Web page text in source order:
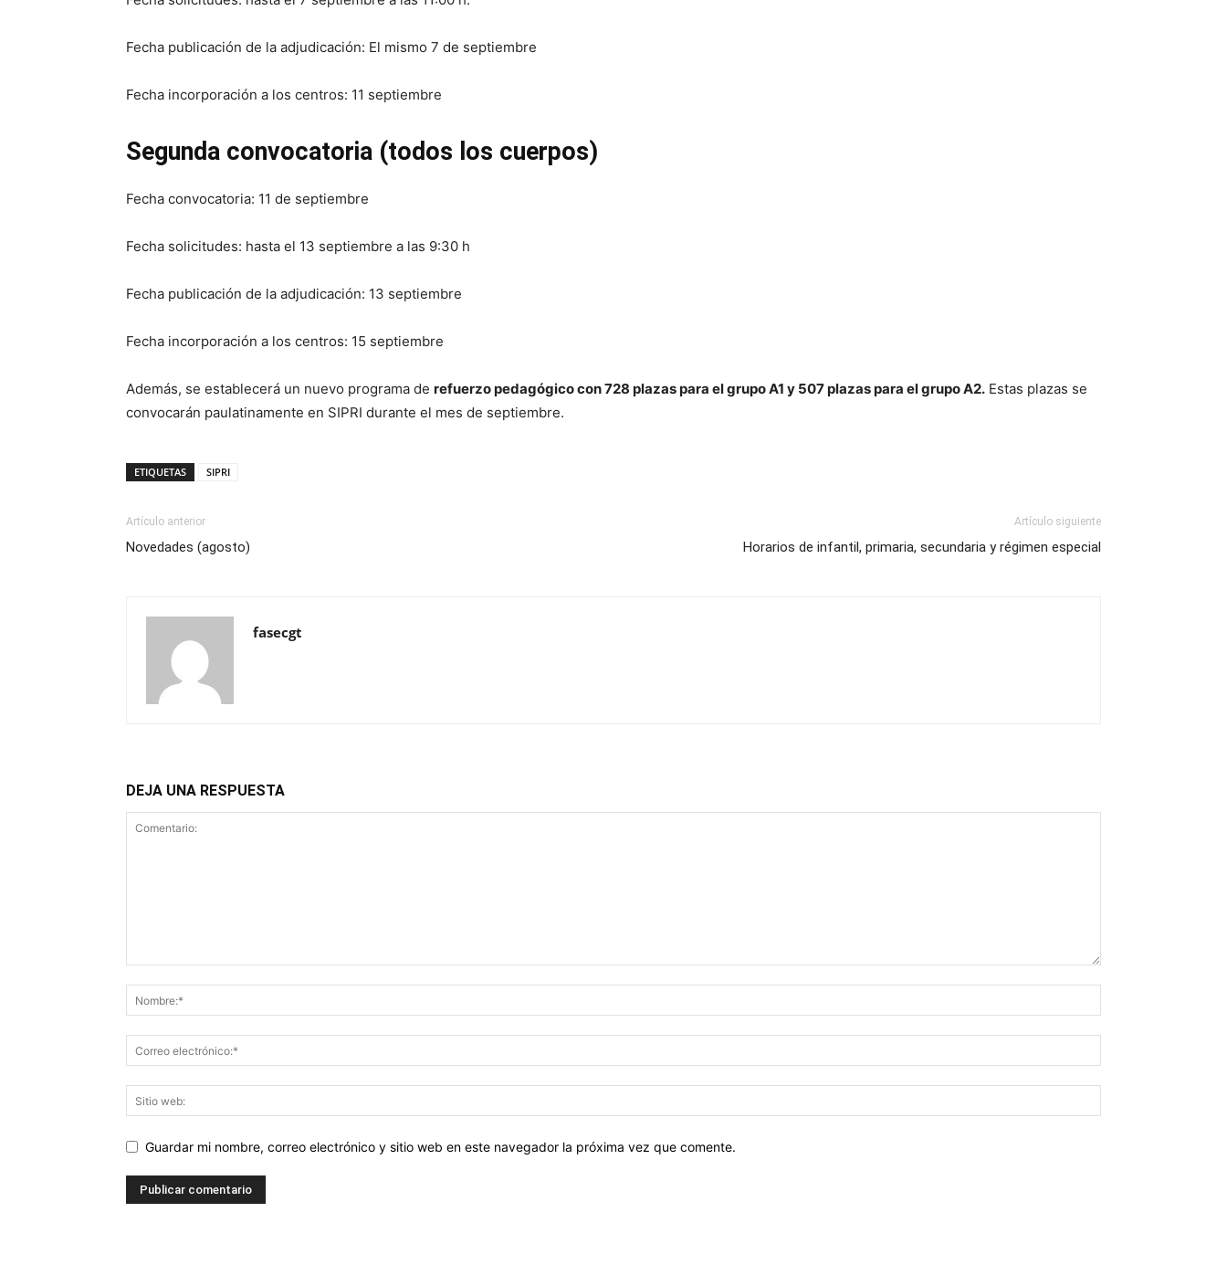
Fecha publicación de la adjudicación: El mismo 7 de septiembre
Fecha incorporación a los centros: 11 septiembre
Segunda convocatoria (todos los cuerpos)
Fecha convocatoria: 11 de septiembre
Fecha solicitudes: hasta el 13 septiembre a las 9:30 h
Fecha publicación de la adjudicación: 13 septiembre
Fecha incorporación a los centros: 15 septiembre
Además, se establecerá un nuevo programa de refuerzo pedagógico con 728 plazas para el grupo A1 y 507 plazas para el grupo A2. Estas plazas se
convocarán paulatinamente en SIPRI durante el mes de septiembre.
ETIQUETAS SIPRI
Artículo anterior
Novedades (agosto)
Artículo siguiente
Horarios de infantil, primaria, secundaria y régimen especial
fasecgt
DEJA UNA RESPUESTA
Guardar mi nombre, correo electrónico y sitio web en este navegador la próxima vez que comente.